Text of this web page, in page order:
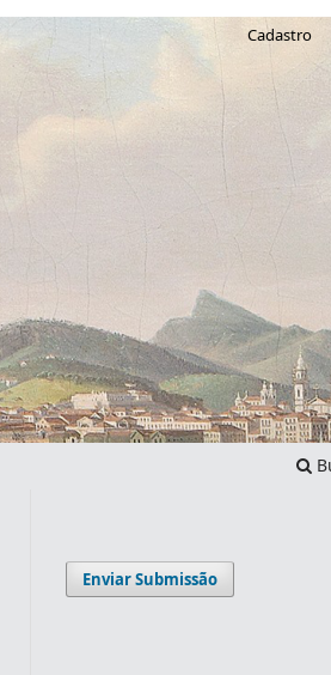
Cadastro
Enviar Submissão